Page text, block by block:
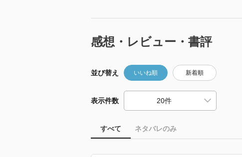
感想・レビュー・書評
並び替え いいね順 新着順
表示件数
すべて ネタバレのみ